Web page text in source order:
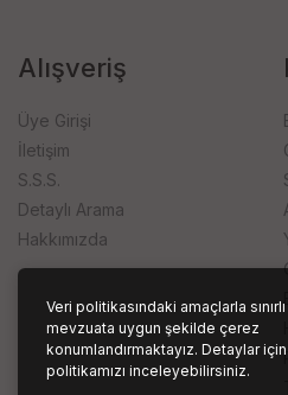
Veri politikasındaki amaçlarla
mevzuata uygun şekilde çerez
konumlandırmaktayız. Detaylar
politikamızı inceleyebilirsiniz.
Alışveriş
Üye Girişi
İletişim
S.S.S.
Detaylı Arama
Hakkımızda